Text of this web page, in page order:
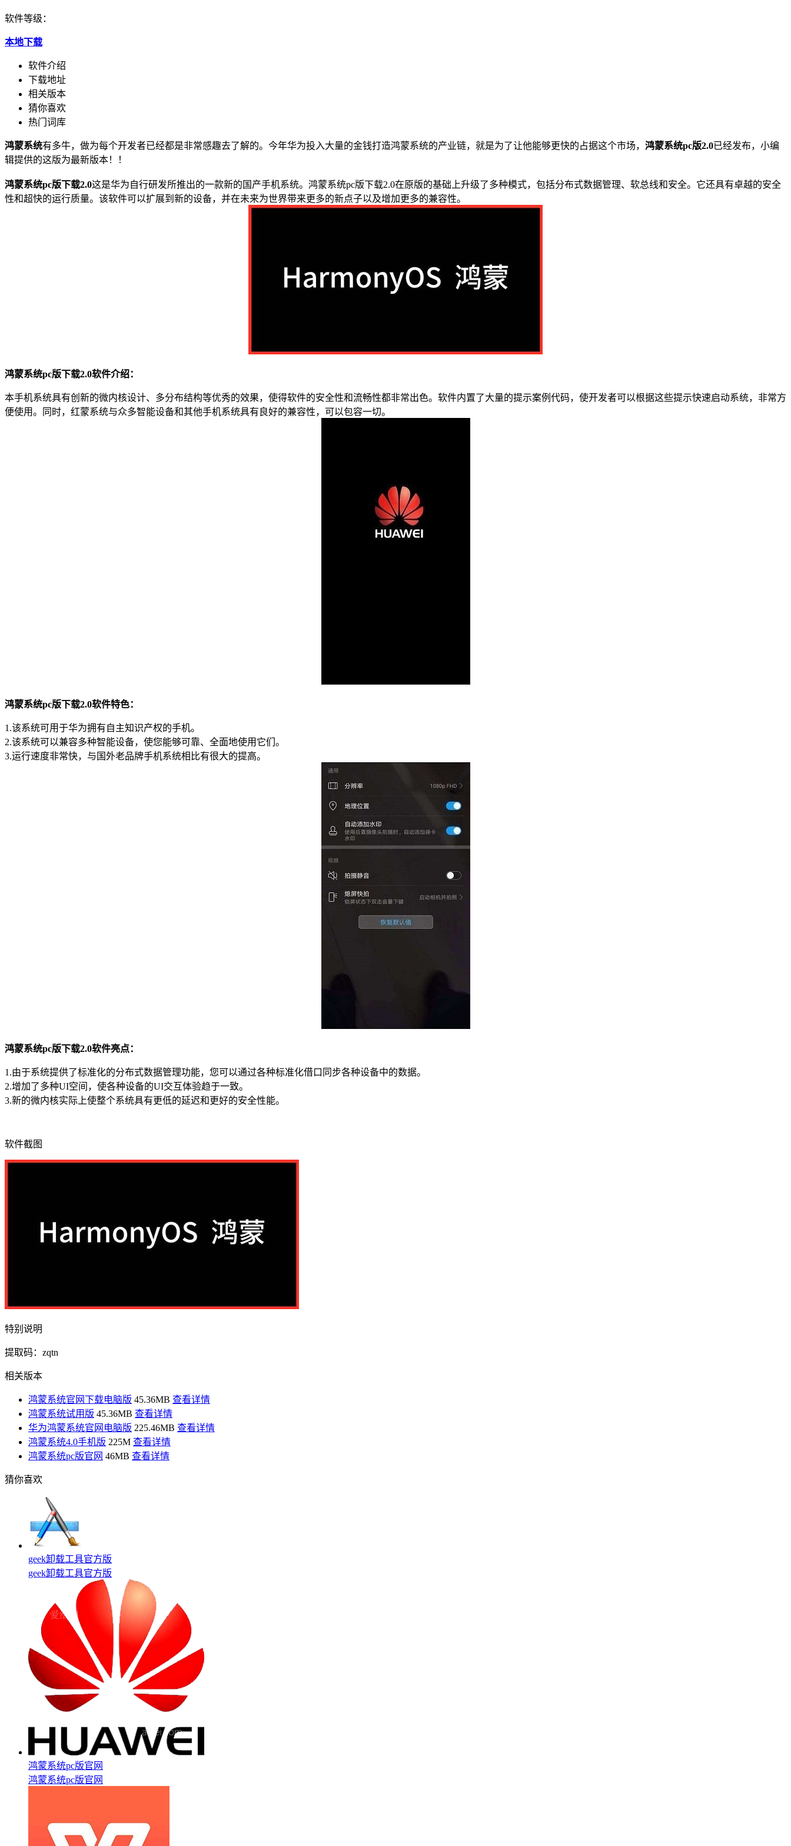
软件等级：
本地下载
软件介绍
下载地址
相关版本
猜你喜欢
热门词库
鸿蒙系统有多牛，做为每个开发者已经都是非常感趣去了解的。今年华为投入大量的金钱打造鸿蒙系统的产业链，就是为了让他能够更快的占据这个市场， 鸿蒙系统pc版2.0已经发布，小编
辑提供的这版为最新版本！！
鸿蒙系统pc版下载2.0这是华为自行研发所推出的一款新的国产手机系统。鸿蒙系统pc版下载2.0在原版的基础上升级了多种模式，包括分布式数据管理、软总线和安全。它还具有卓越的安全
性和超快的运行质量。该软件可以扩展到新的设备，并在未来为世界带来更多的新点子以及增加更多的兼容性。
鸿蒙系统pc版下载2.0软件介绍：
本手机系统具有创新的微内核设计、多分布结构等优秀的效果，使得软件的安全性和流畅性都非常出色。软件内置了大量的提示案例代码，使开发者可以根据这些提示快速启动系统，非常方
便使用。同时，红蒙系统与众多智能设备和其他手机系统具有良好的兼容性，可以包容一切。
鸿蒙系统pc版下载2.0软件特色：
1.该系统可用于华为拥有自主知识产权的手机。
2.该系统可以兼容多种智能设备，使您能够可靠、全面地使用它们。
3.运行速度非常快，与国外老品牌手机系统相比有很大的提高。
鸿蒙系统pc版下载2.0软件亮点：
1.由于系统提供了标准化的分布式数据管理功能，您可以通过各种标准化借口同步各种设备中的数据。
2.增加了多种UI空间，使各种设备的UI交互体验趋于一致。
3.新的微内核实际上使整个系统具有更低的延迟和更好的安全性能。
软件截图
特别说明
提取码：zqtn
相关版本
鸿蒙系统官网下载电脑版 45.36MB 查看详情
鸿蒙系统试用版 45.36MB 查看详情
华为鸿蒙系统官网电脑版 225.46MB 查看详情
鸿蒙系统4.0手机版 225M 查看详情
鸿蒙系统pc版官网 46MB 查看详情
猜你喜欢
geek卸载工具官方版
geek卸载工具官方版
鸿蒙系统pc版官网
鸿蒙系统pc版官网